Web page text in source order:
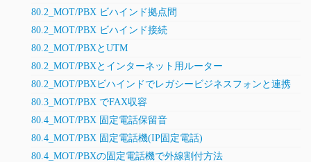
80.2_MOT/PBX ビハインド拠点間
80.2_MOT/PBX ビハインド接続
80.2_MOT/PBXとUTM
80.2_MOT/PBXとインターネット用ルーター
80.2_MOT/PBXビハインドでレガシービジネスフォンと連携
80.3_MOT/PBX でFAX収容
80.4_MOT/PBX 固定電話保留音
80.4_MOT/PBX 固定電話機(IP固定電話)
80.4_MOT/PBXの固定電話機で外線割付方法